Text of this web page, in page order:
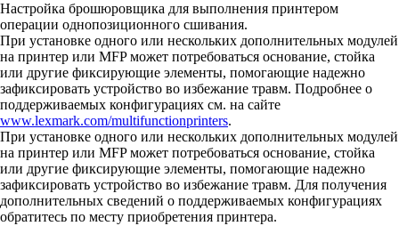
Настройка брошюровщика для выполнения принтером
операции однопозиционного сшивания.
При установке одного или нескольких дополнительных модулей
на принтер или MFP может потребоваться основание, стойка
или другие фиксирующие элементы, помогающие надежно
зафиксировать устройство во избежание травм. Подробнее о
поддерживаемых конфигурациях см. на сайте
www.lexmark.com/multifunctionprinters.
При установке одного или нескольких дополнительных модулей
на принтер или MFP может потребоваться основание, стойка
или другие фиксирующие элементы, помогающие надежно
зафиксировать устройство во избежание травм. Для получения
дополнительных сведений о поддерживаемых конфигурациях
обратитесь по месту приобретения принтера.